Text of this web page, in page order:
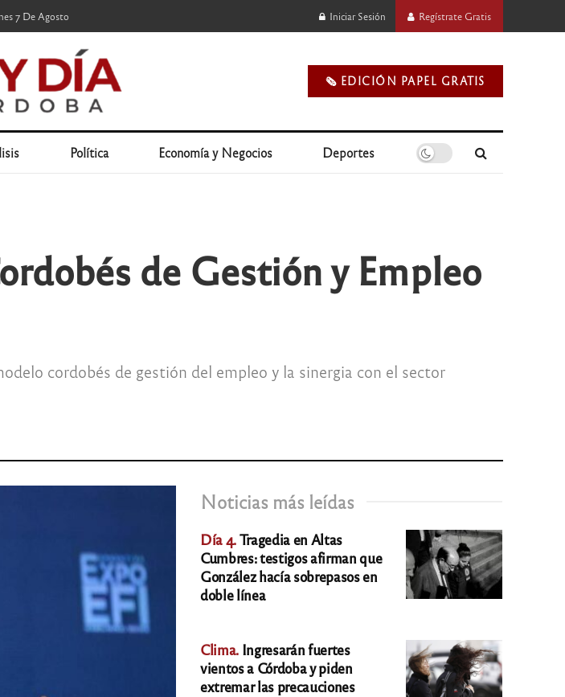
7 De Agosto Iniciar Sesión Regístrate Gratis
🗞️ EDICIÓN PAPEL GRATIS
Política Economía y Negocios Deportes
de Gestión y Empleo
cordobés de gestión del empleo y la sinergia con el sector
Noticias más leídas
Día 4.Tragedia en Altas
Cumbres: testigos afirman que
González hacía sobrepasos en
doble línea
Clima. Ingresarán fuertes
vientos a Córdoba y piden
extremar las precauciones